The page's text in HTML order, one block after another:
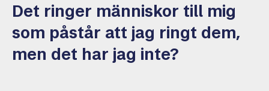
Det ringer människor till mig
som påstår att jag ringt dem,
men det har jag inte?